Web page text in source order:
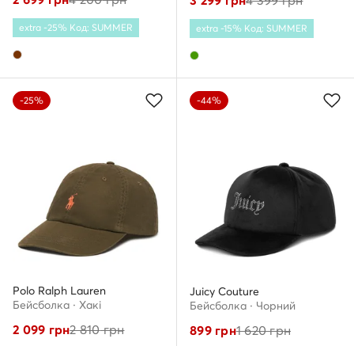
extra -25% Код: SUMMER extra -15% Код: SUMMER
-25%
Polo Ralph Lauren
Бейсболка · Хакі
2 099 грн2 810грн
-44%
Juicy Couture
Бейсболка · Чорний
899грн1 620грн